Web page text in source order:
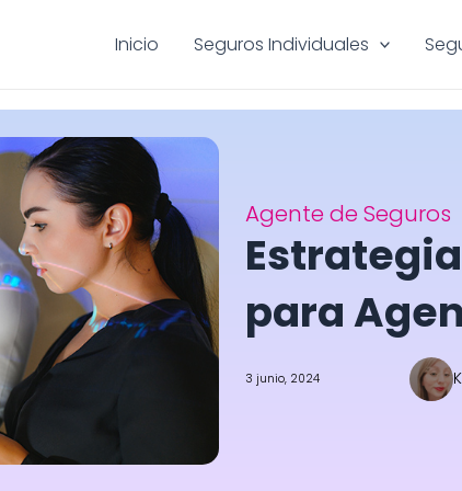
Inicio Seguros Individuales
Agente de Seguros
para
3 junio, 2024